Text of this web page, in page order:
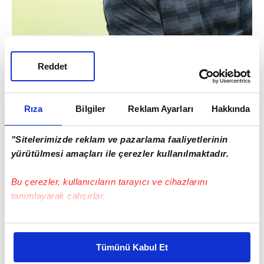
Rıza Bilgiler Reklam Ayarları Hakkında
"Sitelerimizde reklam ve pazarlama faaliyetlerinin
yürütülmesi amaçları ile çerezler kullanılmaktadır.
Bu çerezler, kullanıcıların tarayıcı ve cihazlarını
tanımlayarak çalışırlar.
Bu çerezlere izin vermeniz halinde sizlere özel
daha iyi reklam deneyimi yaşatabiliriz. Bunu yaparken
Tümünü Kabul Et
Reddet
Galatasaray Futbol Takımı, 2019-2020 Süper
Lig Cemil Usta Sezonu 27. haftasında
Rizespor ile oynayacağı maçın hazırlıklarına